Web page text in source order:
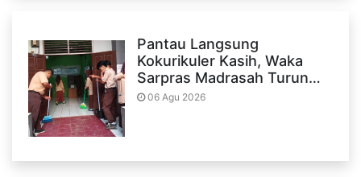
Pantau Langsung
Kokurikuler Kasih, Waka
Sarpras Madrasah Turun…
06 Agu 2026